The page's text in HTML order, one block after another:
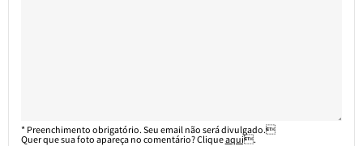
* Preenchimento obrigatório. Seu email não será divulgado.
Quer que sua foto apareça no comentário? Cliqueaqui.